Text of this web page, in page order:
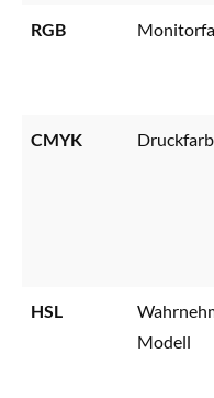
RGB
CMYK
HSL
Modell